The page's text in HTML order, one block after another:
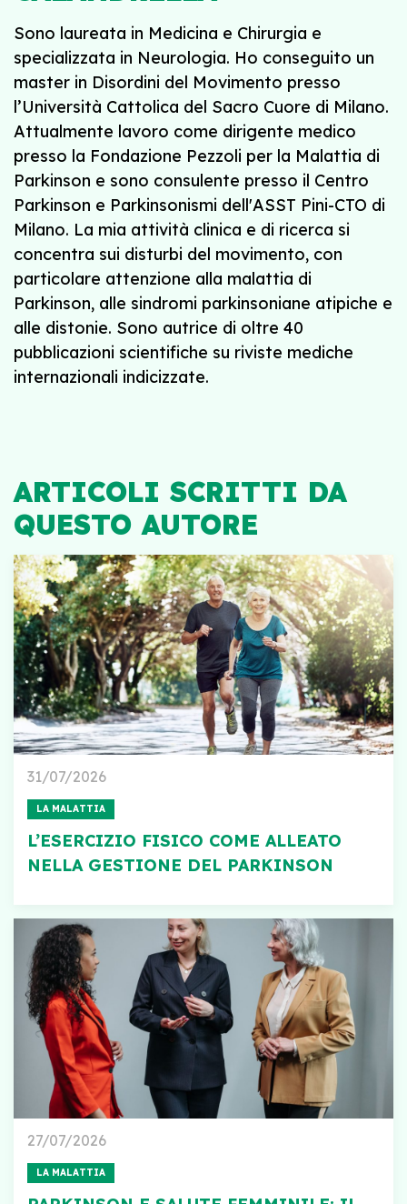
Sono laureata in Medicina e Chirurgia e
specializzata in Neurologia. Ho conseguito un
master in Disordini del Movimento presso
l’Università Cattolica del Sacro Cuore di Milano.
Attualmente lavoro come dirigente medico
presso la Fondazione Pezzoli per la Malattia di
Parkinson e sono consulente presso il Centro
Parkinson e Parkinsonismi dell'ASST Pini-CTO di
Milano. La mia attività clinica e di ricerca si
concentra sui disturbi del movimento, con
particolare attenzione alla malattia di
Parkinson, alle sindromi parkinsoniane atipiche e
alle distonie. Sono autrice di oltre 40
pubblicazioni scientifiche su riviste mediche
internazionali indicizzate.
ARTICOLI SCRITTI DA
QUESTO AUTORE
31/07/2026
LA MALATTIA
L’ESERCIZIO FISICO COME ALLEATO
NELLA GESTIONE DEL PARKINSON
27/07/2026
LA MALATTIA